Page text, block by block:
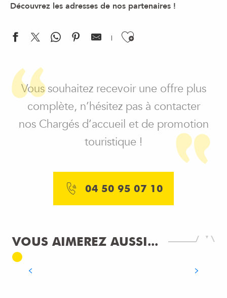
Découvrez les adresses de nos partenaires !
Ajouter aux
Bistrot des ponts
Auberge du Pelloux
L'Arborescence
Auberge de Charly et ses filles
Le "M" des Avenières
Crêperie Blanche Belette
Vous souhaitez recevoir une offre plus
complète, n’hésitez pas à contacter
nos Chargés d’accueil et de promotion
touristique !
04 50 95 07 10
VOUS AIMEREZ AUSSI...
CRUSEILLES